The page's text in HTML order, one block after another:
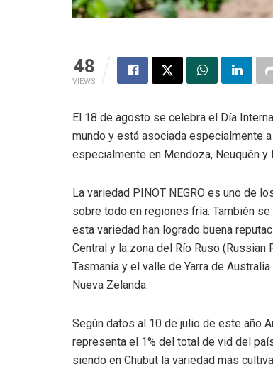
48
VIEWS
El 18 de agosto se celebra el Día
mundo y está asociada especialmente
especialmente en Mendoza, Neuquén y
La variedad PINOT NEGRO es uno de
sobre todo en regiones fría. También
esta variedad han logrado buena
Central y la zona del Río Ruso (Russian
Tasmania y el valle de Yarra de
Nueva Zelanda.
Según datos al 10 de julio de este año
representa el 1% del total de vid del
siendo en Chubut la variedad más